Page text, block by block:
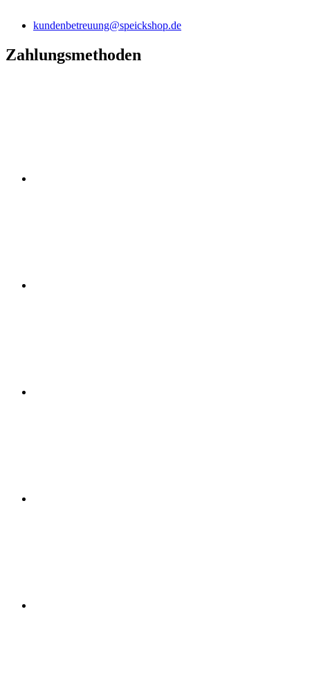
kundenbetreuung@speickshop.de
Zahlungsmethoden